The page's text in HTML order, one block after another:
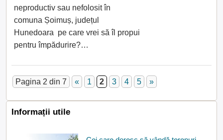
neproductiv sau nefolosit în
comuna Șoimuș, județul
Hunedoara pe care vrei să îl propui
pentru împădurire?…
Pagina 2 din 7 « 1 2 3 4 5 »
Informații utile